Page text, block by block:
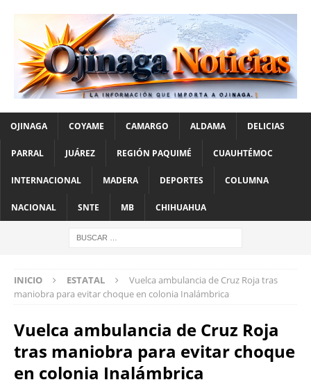
OJINAGA COYAME CAMARGO ALDAMA DELICIAS
PARRAL JUÁREZ REGIÓN PAQUIMÉ CUAUHTÉMOC
INTERNACIONAL MADERA DEPORTES COLUMNA
NACIONAL SNTE MB CHIHUAHUA
INICIO ESTATAL
Vuelca ambulancia de Cruz Roja tras
maniobra para evitar choque en colonia Inalámbrica
Vuelca ambulancia de Cruz Roja
tras maniobra para evitar choque
en colonia Inalámbrica